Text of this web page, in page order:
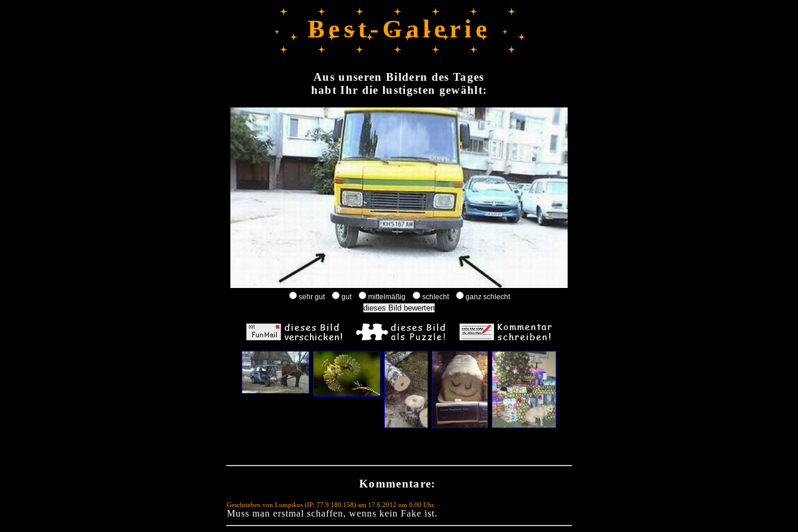
Best-Galerie
Aus unseren Bildern des Tages
habt Ihr die lustigsten gewählt:
sehr gut gut mittelmäßig schlecht ganz schlecht
Kommentare:
Geschrieben von Lumpikus (IP: 77.9.180.158) am 17.6.2012 um 0:00 Uhr.
Muss man erstmal schaffen, wenns kein Fake ist.